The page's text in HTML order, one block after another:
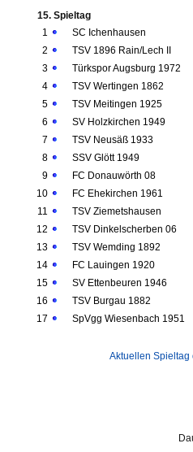
15. Spieltag
1
SC Ichenhausen
2
TSV 1896 Rain/Lech II
3
Türkspor Augsburg 1972
4
TSV Wertingen 1862
5
TSV Meitingen 1925
6
SV Holzkirchen 1949
7
TSV Neusäß 1933
8
SSV Glött 1949
9
FC Donauwörth 08
10
FC Ehekirchen 1961
11
TSV Ziemetshausen
12
TSV Dinkelscherben 06
13
TSV Wemding 1892
14
FC Lauingen 1920
15
SV Ettenbeuren 1946
16
TSV Burgau 1882
17
SpVgg Wiesenbach 1951
Aktuellen Spieltag